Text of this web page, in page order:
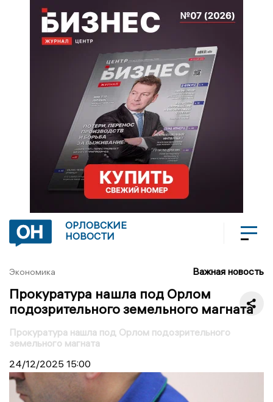
ОРЛОВСКИЕ
НОВОСТИ
Экономика Важная новость
Прокуратура нашла под Орлом
подозрительного земельного магната
Прокуратура нашла под Орлом подозрительного
земельного магната
24/12/2025 15:00